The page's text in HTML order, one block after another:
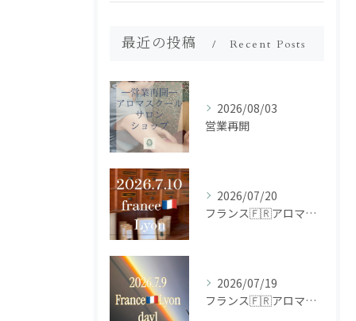
最近の投稿 Recent Posts
2026/08/03
営業再開
2026/07/20
フランス🇫🇷アロマ研修ツアー𝗱𝗮𝘆𝟮
2026/07/19
フランス🇫🇷アロマ研修ツアー𝗱𝗮𝘆𝟭